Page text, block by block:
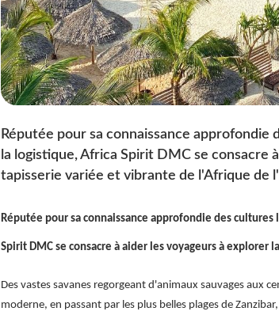
Réputée pour sa connaissance approfondie
la logistique, Africa Spirit DMC se consacre
tapisserie variée et vibrante de l'Afrique de
Réputée pour sa connaissance approfondie des
Spirit DMC se consacre à aider les voyageurs à
Des vastes savanes regorgeant d'animaux sauvages aux
moderne, en passant par les plus belles plages de